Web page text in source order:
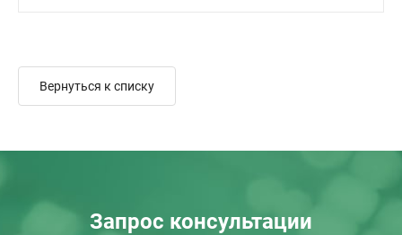
Вернуться к списку
Запрос консультации